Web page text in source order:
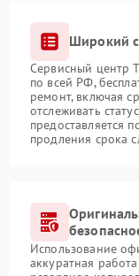
Широкий
Сервисный центр
по всей РФ,
ремонт, включая
отслеживать
предоставляется
продления срока
Использование
аккуратная